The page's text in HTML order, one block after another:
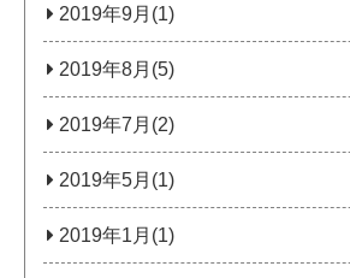
2019年9月(1)
2019年8月(5)
2019年7月(2)
2019年5月(1)
2019年1月(1)